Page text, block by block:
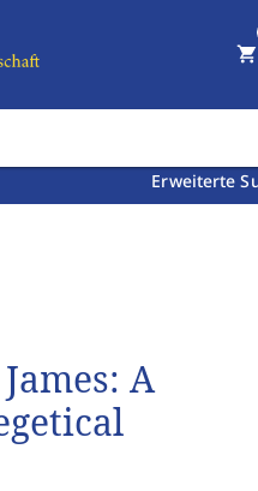
Erweiterte
shopping_cart
A